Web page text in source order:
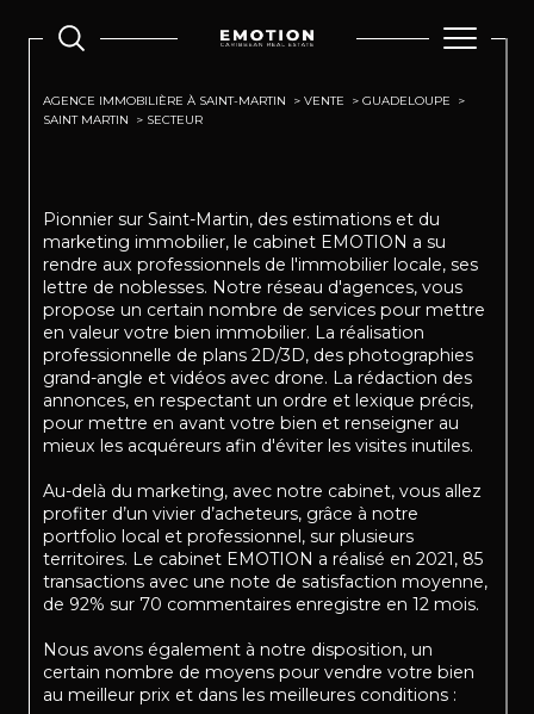
AGENCE IMMOBILIÈRE À SAINT-MARTIN VENTE
GUADELOUPE
SAINT MARTIN
SECTEUR
Pionnier sur Saint-Martin, des estimations et du
marketing immobilier, le cabinet EMOTION a su
rendre aux professionnels de l'immobilier locale, ses
lettre de noblesses. Notre réseau d'agences, vous
propose un certain nombre de services pour mettre
en valeur votre bien immobilier. La réalisation
professionnelle de plans 2D/3D, des photographies
grand-angle et vidéos avec drone. La rédaction des
annonces, en respectant un ordre et lexique précis,
pour mettre en avant votre bien et renseigner au
mieux les acquéreurs afin d'éviter les visites inutiles.
Au-delà du marketing, avec notre cabinet, vous allez
profiter d’un vivier d’acheteurs, grâce à notre
portfolio local et professionnel, sur plusieurs
territoires. Le cabinet EMOTION a réalisé en 2021, 85
transactions avec une note de satisfaction moyenne,
de 92% sur 70 commentaires enregistre en 12 mois.
Nous avons également à notre disposition, un
certain nombre de moyens pour vendre votre bien
au meilleur prix et dans les meilleures conditions :